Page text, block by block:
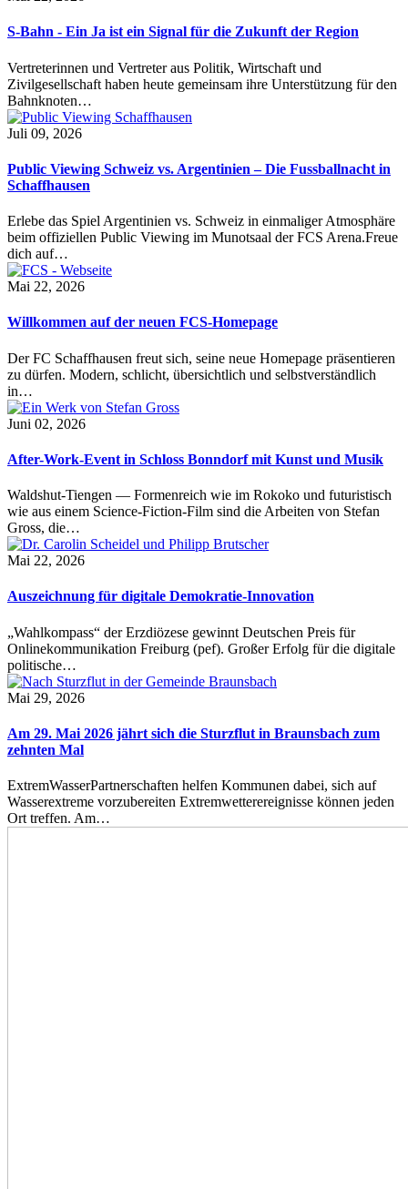
S-Bahn - Ein Ja ist ein Signal für die Zukunft der Region
Vertreterinnen und Vertreter aus Politik, Wirtschaft und
Zivilgesellschaft haben heute gemeinsam ihre Unterstützung für den
Bahnknoten…
Juli 09, 2026
Public Viewing Schweiz vs. Argentinien – Die Fussballnacht in
Schaffhausen
Erlebe das Spiel Argentinien vs. Schweiz in einmaliger Atmosphäre
beim offiziellen Public Viewing im Munotsaal der FCS Arena.Freue
dich auf…
Mai 22, 2026
Willkommen auf der neuen FCS-Homepage
Der FC Schaffhausen freut sich, seine neue Homepage präsentieren
zu dürfen. Modern, schlicht, übersichtlich und selbstverständlich
in…
Juni 02, 2026
After-Work-Event in Schloss Bonndorf mit Kunst und Musik
Waldshut-Tiengen — Formenreich wie im Rokoko und futuristisch
wie aus einem Science-Fiction-Film sind die Arbeiten von Stefan
Gross, die…
Mai 22, 2026
Auszeichnung für digitale Demokratie-Innovation
„Wahlkompass“ der Erzdiözese gewinnt Deutschen Preis für
Onlinekommunikation Freiburg (pef). Großer Erfolg für die digitale
politische…
Mai 29, 2026
Am 29. Mai 2026 jährt sich die Sturzflut in Braunsbach zum
zehnten Mal
ExtremWasserPartnerschaften helfen Kommunen dabei, sich auf
Wasserextreme vorzubereiten Extremwetterereignisse können jeden
Ort treffen. Am…